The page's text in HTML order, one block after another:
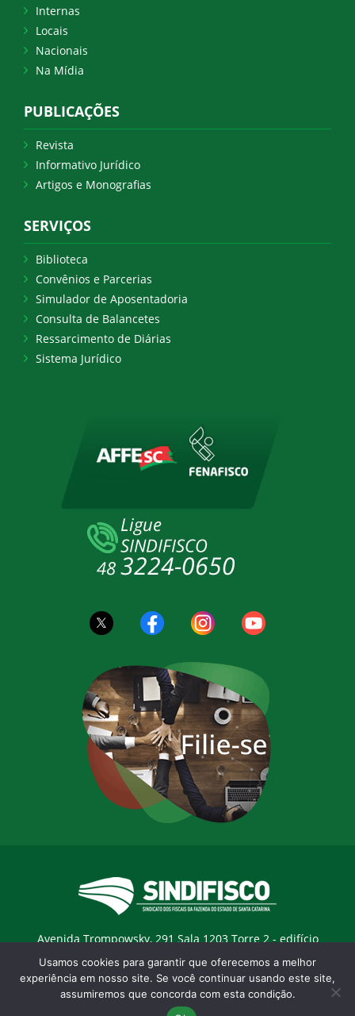
Internas
Locais
Nacionais
Na Mídia
PUBLICAÇÕES
Revista
Informativo Jurídico
Artigos e Monografias
SERVIÇOS
Biblioteca
Convênios e Parcerias
Simulador de Aposentadoria
Consulta de Balancetes
Ressarcimento de Diárias
Sistema Jurídico
Avenida Trompowsky, 291 Sala 1203 Torre 2 - edifício
Trompowsky Corporate - Centro - Florianopólis / SC - CEP:
88015-300 |E-mail:sindifisco@sindifisco.org.br
Desenvolvido pelaagência Marketing Objetivo
Usamos cookies para garantir que oferecemos a melhor
experiência em nosso site. Se você continuar usando este site,
assumiremos que concorda com esta condição.